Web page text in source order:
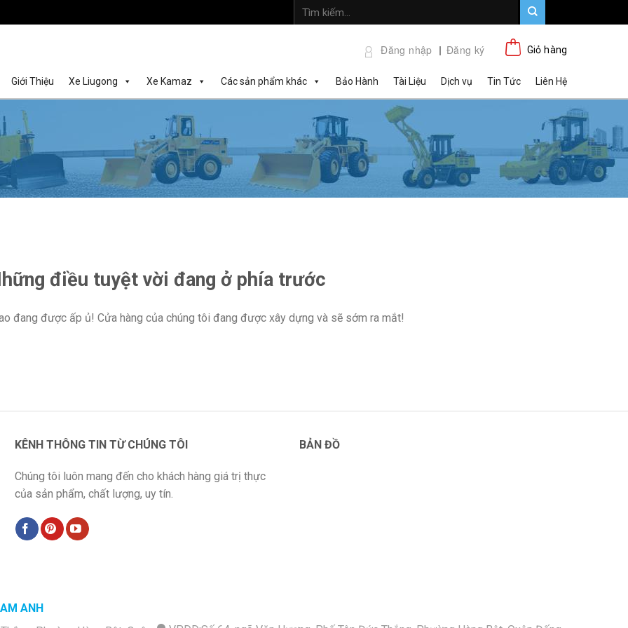
kiếm:
Đăng nhập Đăng ký Giỏ hàng
Giới Thiệu Xe Liugong Xe Kamaz Các sản phẩm khác Bảo Hành Tài Liệu Dịch vụ Tin Tức Liên Hệ
điều tuyệt vời đang ở phía trước
đang được ấp ủ! Cửa hàng của chúng tôi đang được xây dựng và sẽ sớm ra mắt!
KÊNH THÔNG TIN TỪ CHÚNG TÔI
Chúng tôi luôn mang đến cho khách hàng giá trị thực
của sản phẩm, chất lượng, uy tín.
BẢN ĐỒ
ANH